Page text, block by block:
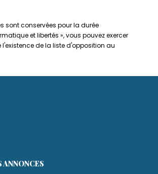
sont conservées pour la durée
et libertés », vous pouvez exercer
de la liste d'opposition au
ANNONCES